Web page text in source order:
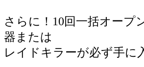
さらに！10回一括オープ
器または
レイドキラーが必ず手に